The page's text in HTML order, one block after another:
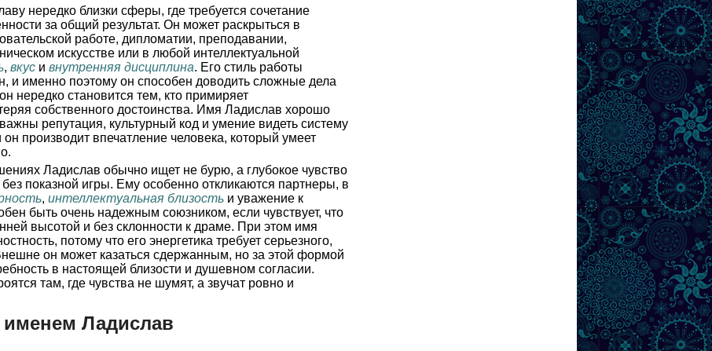
нередко близки сферы, где требуется сочетание
за общий результат. Он может раскрыться в
работе, дипломатии, преподавании,
искусстве или в любой интеллектуальной
, вкус и внутренняя дисциплина. Его стиль работы
и именно поэтому он способен доводить сложные дела
нередко становится тем, кто примиряет
собственного достоинства. Имя Ладислав хорошо
репутация, культурный код и умение видеть систему
производит впечатление человека, который умеет
Ладислав обычно ищет не бурю, а глубокое чувство
показной игры. Ему особенно откликаются партнеры, в
, интеллектуальная близость и уважение к
быть очень надежным союзником, если чувствует, что
высотой и без склонности к драме. При этом имя
потому что его энергетика требует серьезного,
он может казаться сдержанным, но за этой формой
в настоящей близости и душевном согласии.
там, где чувства не шумят, а звучат ровно и
Ладислав